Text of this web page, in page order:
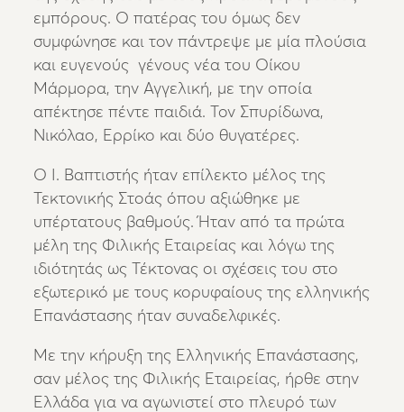
εμπόρους. Ο πατέρας του όμως δεν
συμφώνησε και τον πάντρεψε με μία πλούσια
και ευγενούς γένους νέα του Οίκου
Μάρμορα, την Αγγελική, με την οποία
απέκτησε πέντε παιδιά. Τον Σπυρίδωνα,
Νικόλαο, Ερρίκο και δύο θυγατέρες.
Ο Ι. Βαπτιστής ήταν επίλεκτο μέλος της
Τεκτονικής Στοάς όπου αξιώθηκε με
υπέρτατους βαθμούς. Ήταν από τα πρώτα
μέλη της Φιλικής Εταιρείας και λόγω της
ιδιότητάς ως Τέκτονας οι σχέσεις του στο
εξωτερικό με τους κορυφαίους της ελληνικής
Επανάστασης ήταν συναδελφικές.
Με την κήρυξη της Ελληνικής Επανάστασης,
σαν μέλος της Φιλικής Εταιρείας, ήρθε στην
Ελλάδα για να αγωνιστεί στο πλευρό των